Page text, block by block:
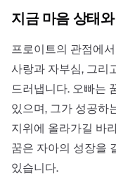
지금 마음 상태
프로이트의 관점에
사랑과 자부심, 그리
드러냅니다. 오빠는
있으며, 그가 성공하
지위에 올라가길 바
꿈은 자아의 성장을
있습니다.